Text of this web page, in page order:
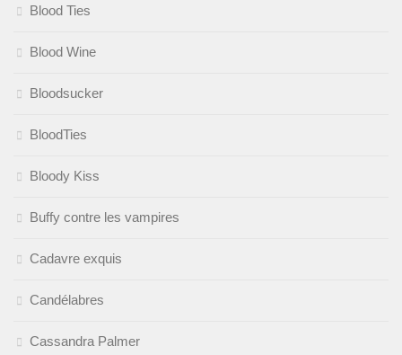
Blood Ties
Blood Wine
Bloodsucker
BloodTies
Bloody Kiss
Buffy contre les vampires
Cadavre exquis
Candélabres
Cassandra Palmer